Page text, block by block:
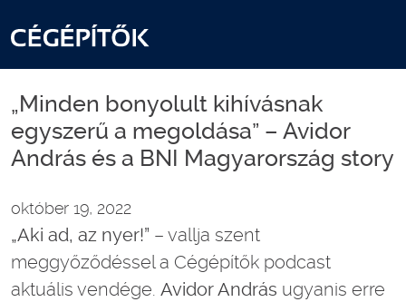
„Minden bonyolult kihívásnak
egyszerű a megoldása” – Avidor
András és a BNI Magyarország story
október 19, 2022
„Aki ad, az nyer!” – vallja szent
meggyőződéssel a Cégépítők podcast
aktuális vendége. Avidor András ugyanis erre